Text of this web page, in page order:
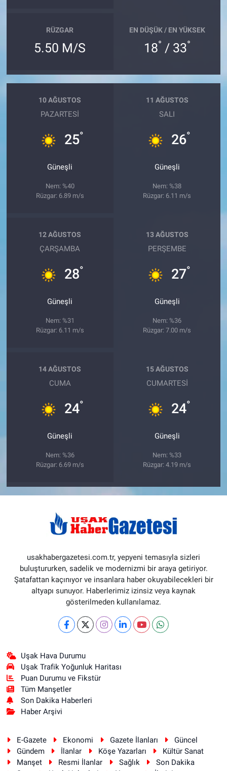
RÜZGAR
5.50 M/S
EN DÜŞÜK / EN YÜKSEK
18° / 33°
10 AĞUSTOS
PAZARTESI
25°
Güneşli
Nem: %40
Rüzgar: 6.89 m/s
11 AĞUSTOS
SALI
26°
Güneşli
Nem: %38
Rüzgar: 6.11 m/s
12 AĞUSTOS
ÇARŞAMBA
28°
Güneşli
Nem: %31
Rüzgar: 6.11 m/s
13 AĞUSTOS
PERŞEMBE
27°
Güneşli
Nem: %36
Rüzgar: 7.00 m/s
14 AĞUSTOS
CUMA
24°
Güneşli
Nem: %36
Rüzgar: 6.69 m/s
15 AĞUSTOS
CUMARTESI
24°
Güneşli
Nem: %33
Rüzgar: 4.19 m/s
usakhabergazetesi.com.tr, yepyeni temasıyla sizleri
buluştururken, sadelik ve modernizmi bir araya getiriyor.
Şatafattan kaçınıyor ve insanlara haber okuyabilecekleri bir
altyapı sunuyor. Haberlerimiz izinsiz veya kaynak
gösterilmeden kullanılamaz.
Uşak Hava Durumu
Uşak Trafik Yoğunluk Haritası
Puan Durumu ve Fikstür
Tüm Manşetler
Son Dakika Haberleri
Haber Arşivi
E-Gazete Ekonomi Gazete İlanları
Güncel
Gündem
İlanlar Köşe Yazarları
Kültür Sanat
Manşet
Resmi İlanlar Sağlık
Son Dakika